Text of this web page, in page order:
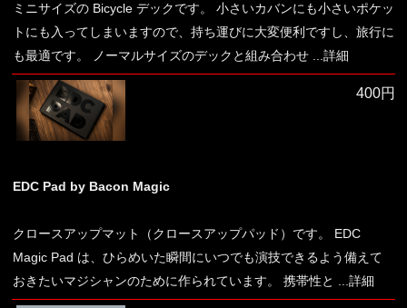
ミニサイズの Bicycle デックです。 小さいカバンにも小さいポケッ
トにも入ってしまいますので、持ち運びに大変便利ですし、旅行に
も最適です。 ノーマルサイズのデックと組み合わせ ...詳細
400円
EDC Pad by Bacon Magic
クロースアップマット（クロースアップパッド）です。 EDC
Magic Pad は、ひらめいた瞬間にいつでも演技できるよう備えて
おきたいマジシャンのために作られています。 携帯性と
...詳細